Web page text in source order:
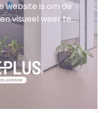
website is om de
visueel weer te
aangezet wordt